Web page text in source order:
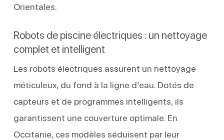
Orientales.
Robots de piscine électriques : un nettoyage
complet et intelligent
Les robots électriques assurent un nettoyage
méticuleux, du fond à la ligne d’eau. Dotés de
capteurs et de programmes intelligents, ils
garantissent une couverture optimale. En
Occitanie, ces modèles séduisent par leur